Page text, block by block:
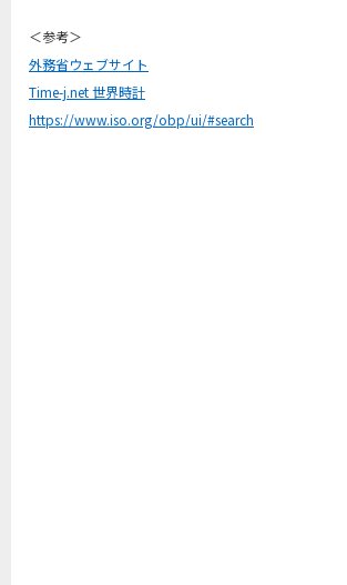
＜参考＞
外務省ウェブサイト
Time-j.net 世界時計
https://www.iso.org/obp/ui/#search